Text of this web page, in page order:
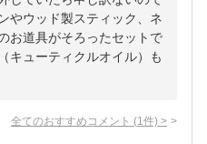
やウッド製スティック、ネ
お道具がそろったセットで
キューティクルオイル）も
全てのおすすめコメント (1 件) >